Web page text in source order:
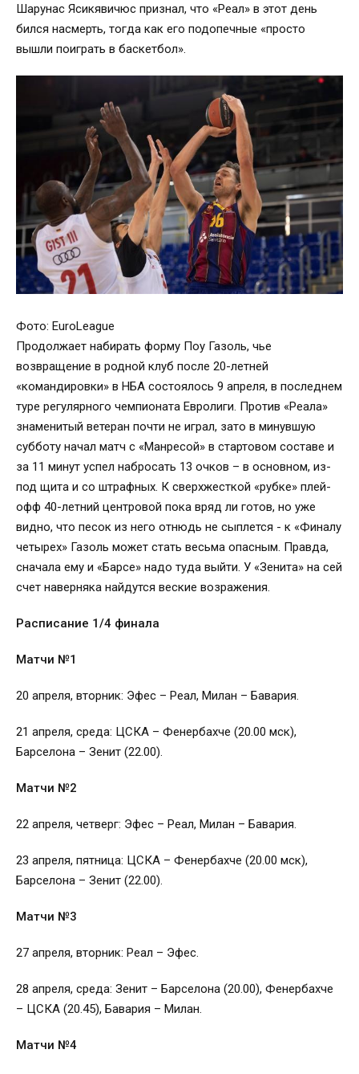
Шарунас Ясикявичюс признал, что «Реал» в этот день
бился насмерть, тогда как его подопечные «просто
вышли поиграть в баскетбол».
Фото: EuroLeague
Продолжает набирать форму Поу Газоль, чье
возвращение в родной клуб после 20-летней
«командировки» в НБА состоялось 9 апреля, в последнем
туре регулярного чемпионата Евролиги. Против «Реала»
знаменитый ветеран почти не играл, зато в минувшую
субботу начал матч с «Манресой» в стартовом составе и
за 11 минут успел набросать 13 очков – в основном, из-
под щита и со штрафных. К сверхжесткой «рубке» плей-
офф 40-летний центровой пока вряд ли готов, но уже
видно, что песок из него отнюдь не сыплется - к «Финалу
четырех» Газоль может стать весьма опасным. Правда,
сначала ему и «Барсе» надо туда выйти. У «Зенита» на сей
счет наверняка найдутся веские возражения.
Расписание 1/4 финала
Матчи №1
20 апреля, вторник: Эфес – Реал, Милан – Бавария.
21 апреля, среда: ЦСКА – Фенербахче (20.00 мск),
Барселона – Зенит (22.00).
Матчи №2
22 апреля, четверг: Эфес – Реал, Милан – Бавария.
23 апреля, пятница: ЦСКА – Фенербахче (20.00 мск),
Барселона – Зенит (22.00).
Матчи №3
27 апреля, вторник: Реал – Эфес.
28 апреля, среда: Зенит – Барселона (20.00), Фенербахче
– ЦСКА (20.45), Бавария – Милан.
Матчи №4